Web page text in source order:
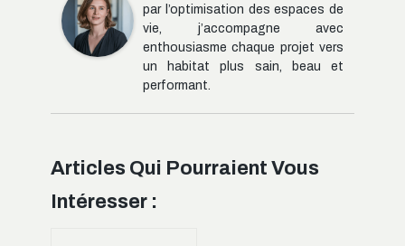
par l’optimisation des espaces de
vie, j’accompagne avec
enthousiasme chaque projet vers
un habitat plus sain, beau et
performant.
Articles Qui Pourraient Vous
Intéresser :